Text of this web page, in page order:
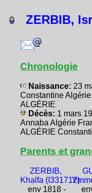
ZERBIB,
Chronologie
Naissance: 23
Constantine
ALGÉRIE
Décès: 1 mars
Annaba Algérie
ALGÉRIE
Parents et
ZERBIB,
Khalfa (I331712)
env 1818 -